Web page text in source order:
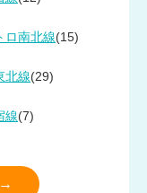
ロ南北線(15)
北線(29)
線(7)